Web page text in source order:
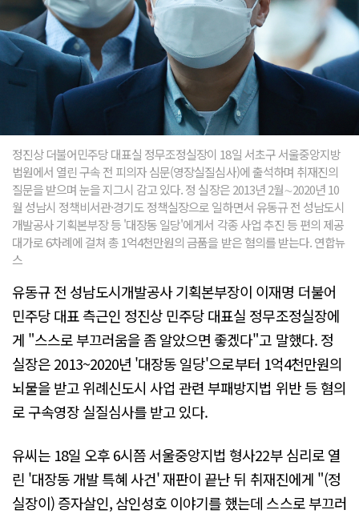
정진상 더불어민주당 대표실 정무조정실장이 18일 서초구 서울중앙지방
법원에서 열린 구속 전 피의자 심문(영장실질심사)에 출석하며 취재진의
질문을 받으며 눈을 지그시 감고 있다. 정 실장은 2013년 2월∼2020년 10
월 성남시 정책비서관·경기도 정책실장으로 일하면서 유동규 전 성남도시
개발공사 기획본부장 등 '대장동 일당'에게서 각종 사업 추진 등 편의 제공
대가로 6차례에 걸쳐 총 1억4천만원의 금품을 받은 혐의를 받는다. 연합뉴
스
유동규 전 성남도시개발공사 기획본부장이 이재명 더불어
민주당 대표 측근인 정진상 민주당 대표실 정무조정실장에
게 "스스로 부끄러움을 좀 알았으면 좋겠다"고 말했다. 정
실장은 2013~2020년 '대장동 일당'으로부터 1억4천만원의
뇌물을 받고 위례신도시 사업 관련 부패방지법 위반 등 혐의
로 구속영장 실질심사를 받고 있다.
유씨는 18일 오후 6시쯤 서울중앙지법 형사22부 심리로 열
린 '대장동 개발 특혜 사건' 재판이 끝난 뒤 취재진에게 "(정
실장이) 증자살인, 삼인성호 이야기를 했는데 스스로 부끄러